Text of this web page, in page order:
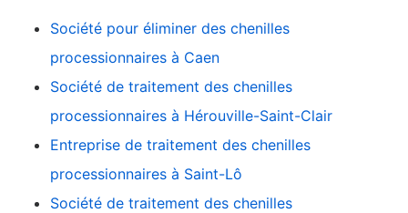
Société pour éliminer des chenilles
processionnaires à Caen
Société de traitement des chenilles
processionnaires à Hérouville-Saint-Clair
Entreprise de traitement des chenilles
processionnaires à Saint-Lô
Société de traitement des chenilles